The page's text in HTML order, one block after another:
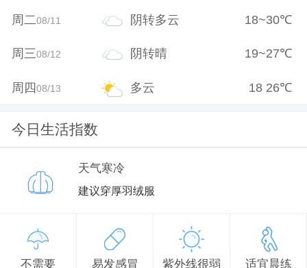
周二08/11 阴转多云 18~30℃
周三08/12 阴转晴 19~27℃
周四08/13 多云 18 26℃
今日生活指数
天气寒冷
建议穿厚羽绒服
不需要 易发感冒 紫外线很弱 适宜晨练